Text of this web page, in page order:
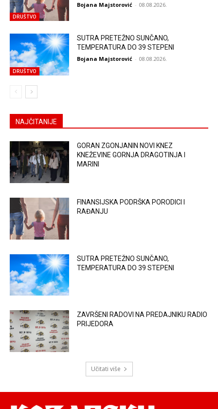
DRUŠTVO
Bojana Majstorović - 08.08.2026.
DRUŠTVO
SUTRA PRETEŽNO SUNČANO,
TEMPERATURA DO 39 STEPENI
Bojana Majstorović - 08.08.2026.
NAJČITANIJE
GORAN ZGONJANIN NOVI KNEZ
KNEŽEVINE GORNJA DRAGOTINJA I
MARINI
FINANSIJSKA PODRŠKA PORODICI I
RAĐANJU
SUTRA PRETEŽNO SUNČANO,
TEMPERATURA DO 39 STEPENI
ZAVRŠENI RADOVI NA PREDAJNIKU RADIO
PRIJEDORA
Učitati više